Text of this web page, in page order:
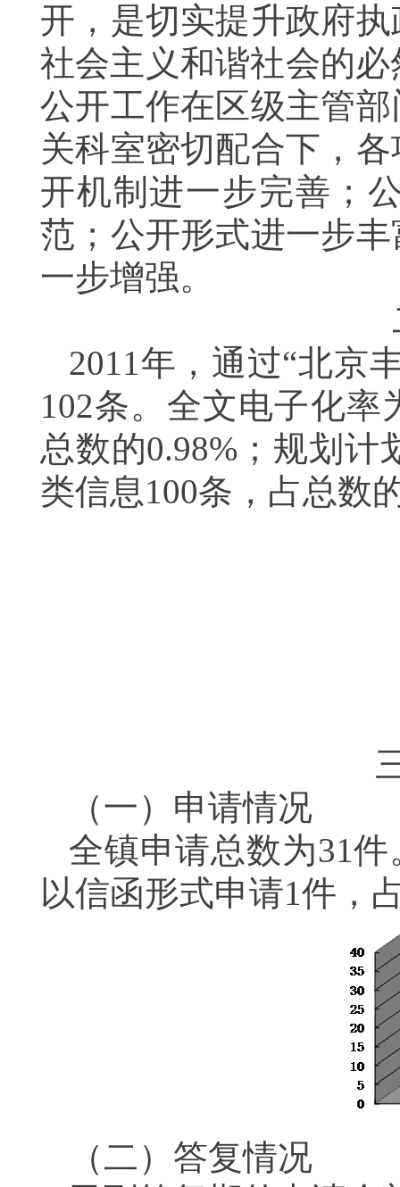
开，是切实提升政府
社会主义和谐社会的
公开工作在区级主管
关科室密切配合下，
开机制进一步完善；
范；公开形式进一步
一步增强。
2011年，通过“北京
102条。 全文电子化率
总数的0.98% ；规划计
类信息100条，占总数
（一）申请情况
全镇申请总数为31件
以信函形式申请1件，
（二）答复情况